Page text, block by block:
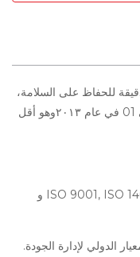
للحفاظ على السلامة،
نتج عنها تقليل تكرار الحوادث بمعدل يصل إلى 01 في عام ٢٠١٣وهو أقل
ISO 9001, ISO و
الدولي لإدارة الجودة.